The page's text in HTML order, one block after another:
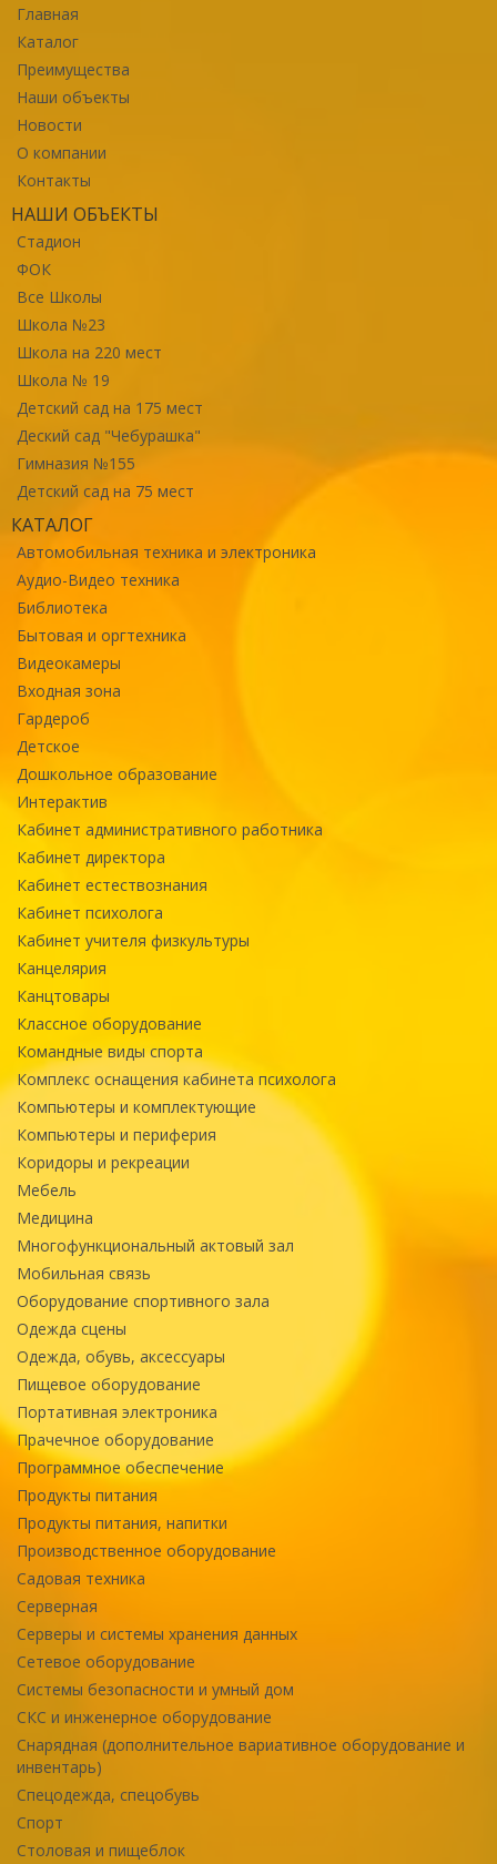
Главная
Каталог
Преимущества
Наши объекты
Новости
О компании
Контакты
НАШИ ОБЪЕКТЫ
Стадион
ФОК
Все Школы
Школа №23
Школа на 220 мест
Школа № 19
Детский сад на 175 мест
Деский сад "Чебурашка"
Гимназия №155
Детский сад на 75 мест
КАТАЛОГ
Автомобильная техника и электроника
Аудио-Видео техника
Библиотека
Бытовая и оргтехника
Видеокамеры
Входная зона
Гардероб
Детское
Дошкольное образование
Интерактив
Кабинет административного работника
Кабинет директора
Кабинет естествознания
Кабинет психолога
Кабинет учителя физкультуры
Канцелярия
Канцтовары
Классное оборудование
Командные виды спорта
Комплекс оснащения кабинета психолога
Компьютеры и комплектующие
Компьютеры и периферия
Коридоры и рекреации
Мебель
Медицина
Многофункциональный актовый зал
Мобильная связь
Оборудование спортивного зала
Одежда сцены
Одежда, обувь, аксессуары
Пищевое оборудование
Портативная электроника
Прачечное оборудование
Программное обеспечение
Продукты питания
Продукты питания, напитки
Производственное оборудование
Садовая техника
Серверная
Серверы и системы хранения данных
Сетевое оборудование
Системы безопасности и умный дом
СКС и инженерное оборудование
Снарядная (дополнительное вариативное оборудование и
инвентарь)
Спецодежда, спецобувь
Спорт
Столовая и пищеблок